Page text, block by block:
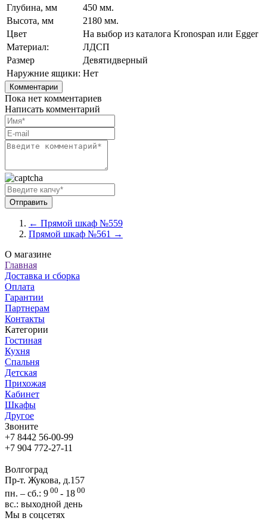
Глубина, мм
450 мм.
Высота, мм
2180 мм.
Цвет
На выбор из каталога Kronospan или Egger
Материал:
ЛДСП
Размер
Девятидверный
Наружние ящики: Нет
Комментарии
Пока нет комментариев
Написать комментарий
← Прямой шкаф №559
Прямой шкаф №561 →
О магазине
Главная
Доставка и сборка
Оплата
Гарантии
Партнерам
Контакты
Категории
Гостиная
Кухня
Спальня
Детская
Прихожая
Кабинет
Шкафы
Другое
Звоните
+7 8442 56-00-99
+7 904 772-27-11
Волгоград
Пр-т. Жукова, д.157
пн. – сб.: 9 00 - 18 00
вс.: выходной день
Мы в соцсетях